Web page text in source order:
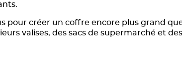
pour créer un coffre encore plus grand
valises, des sacs de supermarché et